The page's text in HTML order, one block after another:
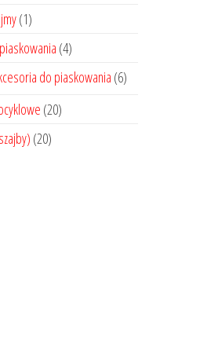
(1)
(4)
do piaskowania (6)
(20)
(20)